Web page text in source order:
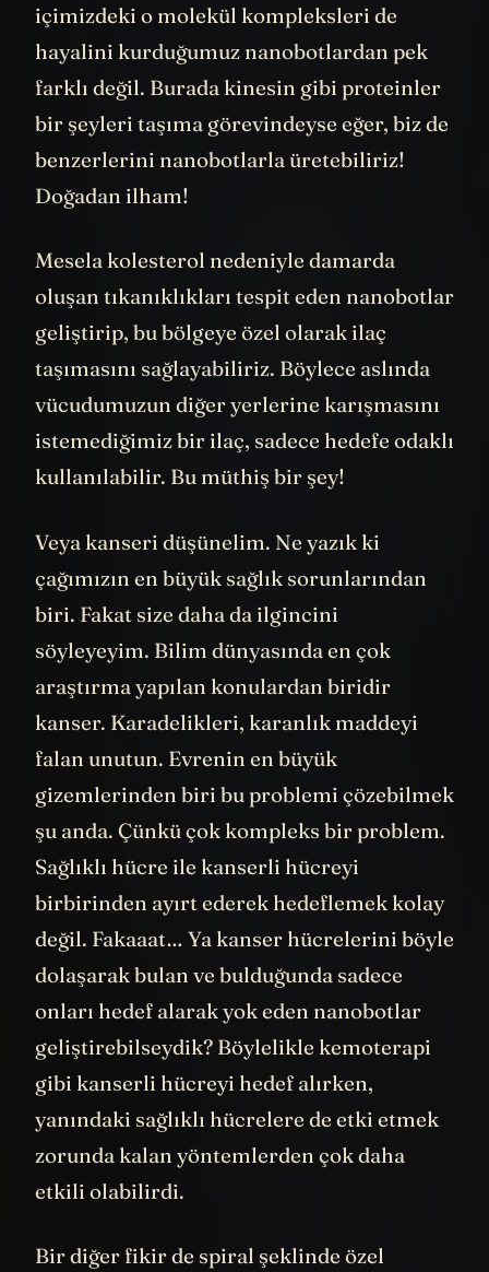
içimizdeki o molekül kompleksleri de
hayalini kurduğumuz nanobotlardan pek
farklı değil. Burada kinesin gibi proteinler
bir şeyleri taşıma görevindeyse eğer, biz de
benzerlerini nanobotlarla üretebiliriz!
Doğadan ilham!
Mesela kolesterol nedeniyle damarda
oluşan tıkanıklıkları tespit eden nanobotlar
geliştirip, bu bölgeye özel olarak ilaç
taşımasını sağlayabiliriz. Böylece aslında
vücudumuzun diğer yerlerine karışmasını
istemediğimiz bir ilaç, sadece hedefe odaklı
kullanılabilir. Bu müthiş bir şey!
Veya kanseri düşünelim. Ne yazık ki
çağımızın en büyük sağlık sorunlarından
biri. Fakat size daha da ilgincini
söyleyeyim. Bilim dünyasında en çok
araştırma yapılan konulardan biridir
kanser. Karadelikleri, karanlık maddeyi
falan unutun. Evrenin en büyük
gizemlerinden biri bu problemi çözebilmek
şu anda. Çünkü çok kompleks bir problem.
Sağlıklı hücre ile kanserli hücreyi
birbirinden ayırt ederek hedeflemek kolay
değil. Fakaaat… Ya kanser hücrelerini böyle
dolaşarak bulan ve bulduğunda sadece
onları hedef alarak yok eden nanobotlar
geliştirebilseydik? Böylelikle kemoterapi
gibi kanserli hücreyi hedef alırken,
yanındaki sağlıklı hücrelere de etki etmek
zorunda kalan yöntemlerden çok daha
etkili olabilirdi.
Bir diğer fikir de spiral şeklinde özel